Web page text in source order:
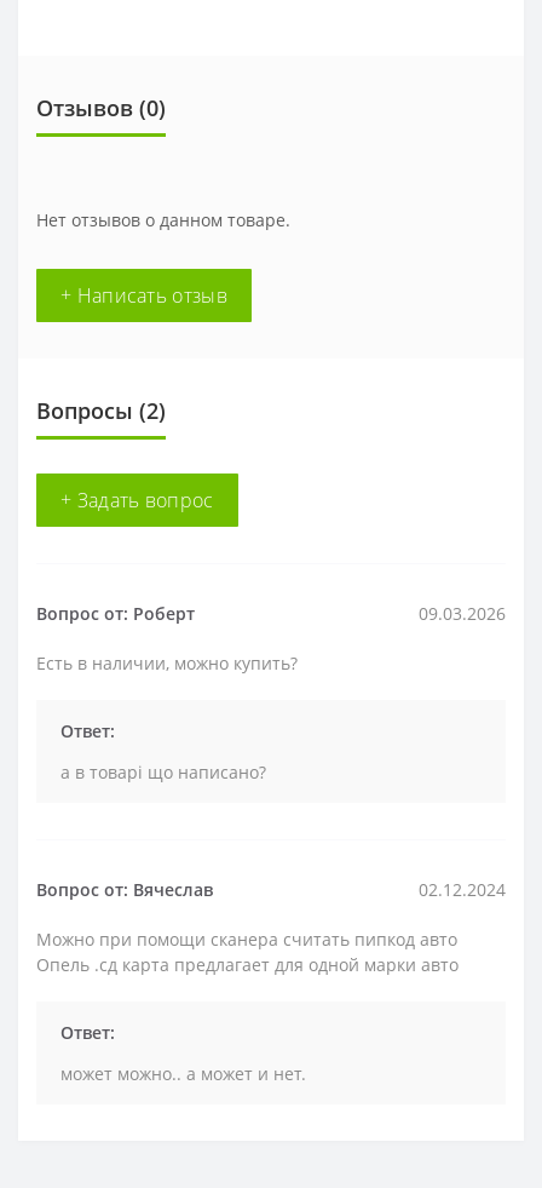
Отзывов (0)
Нет отзывов о данном товаре.
+ Написать отзыв
Вопросы (2)
+ Задать вопрос
Вопрос от: Роберт 09.03.2026
Есть в наличии, можно купить?
Ответ:
а в товарі що написано?
Вопрос от: Вячеслав 02.12.2024
Можно при помощи сканера считать пипкод авто
Опель .сд карта предлагает для одной марки авто
Ответ:
может можно.. а может и нет.